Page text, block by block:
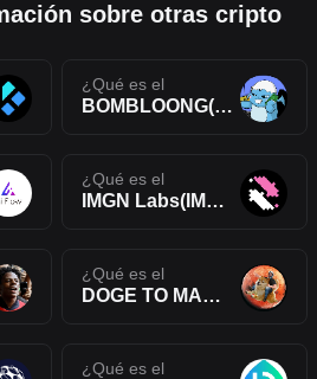
sobre otras cripto
¿Qué es el
BOMBLOONG(BOMBLOONG)
¿Qué es el
IMGN Labs(IMGN)
¿Qué es el
DOGE TO MARS(DOGEMARS)
¿Qué es el